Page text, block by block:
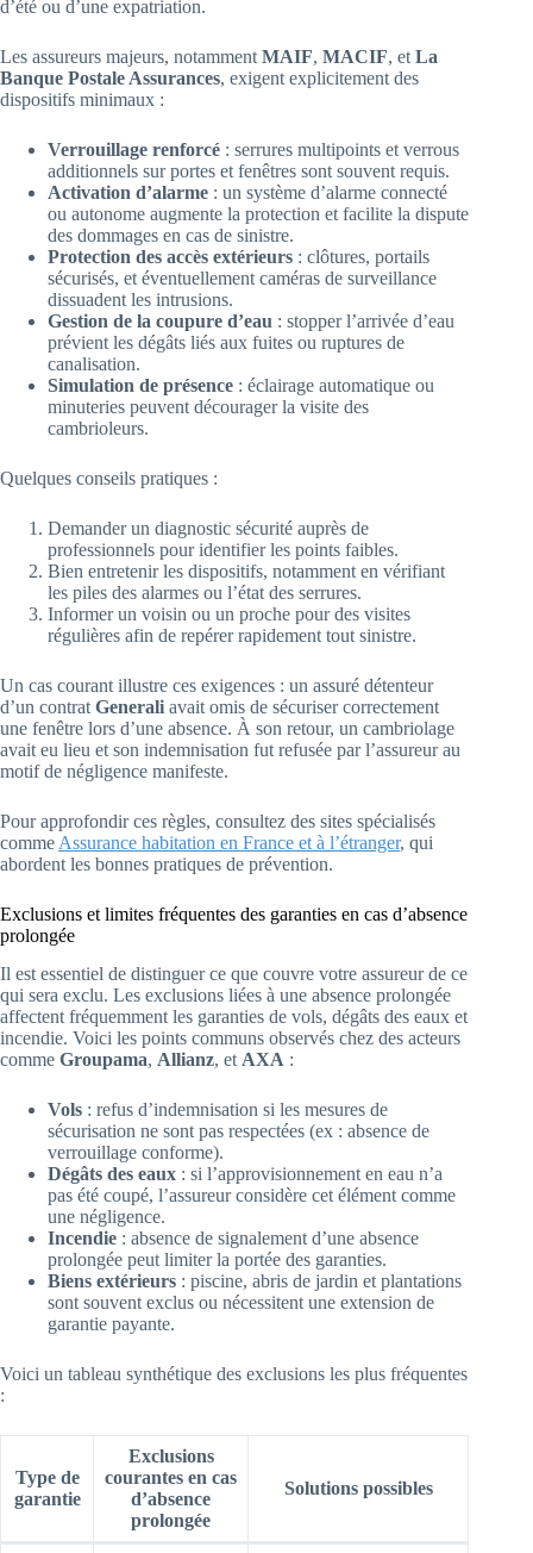
d’été ou d’une expatriation.
Les assureurs majeurs, notamment MAIF, MACIF, et La
Banque Postale Assurances, exigent explicitement des
dispositifs minimaux :
Verrouillage renforcé : serrures multipoints et verrous
additionnels sur portes et fenêtres sont souvent requis.
Activation d’alarme : un système d’alarme connecté
ou autonome augmente la protection et facilite la dispute
des dommages en cas de sinistre.
Protection des accès extérieurs : clôtures, portails
sécurisés, et éventuellement caméras de surveillance
dissuadent les intrusions.
Gestion de la coupure d’eau : stopper l’arrivée d’eau
prévient les dégâts liés aux fuites ou ruptures de
canalisation.
Simulation de présence : éclairage automatique ou
minuteries peuvent décourager la visite des
cambrioleurs.
Quelques conseils pratiques :
Demander un diagnostic sécurité auprès de
professionnels pour identifier les points faibles.
Bien entretenir les dispositifs, notamment en vérifiant
les piles des alarmes ou l’état des serrures.
Informer un voisin ou un proche pour des visites
régulières afin de repérer rapidement tout sinistre.
Un cas courant illustre ces exigences : un assuré détenteur
d’un contrat Generali avait omis de sécuriser correctement
une fenêtre lors d’une absence. À son retour, un cambriolage
avait eu lieu et son indemnisation fut refusée par l’assureur au
motif de négligence manifeste.
Pour approfondir ces règles, consultez des sites spécialisés
comme Assurance habitation en France et à l’étranger, qui
abordent les bonnes pratiques de prévention.
Exclusions et limites fréquentes des garanties en cas d’absence
prolongée
Il est essentiel de distinguer ce que couvre votre assureur de ce
qui sera exclu. Les exclusions liées à une absence prolongée
affectent fréquemment les garanties de vols, dégâts des eaux et
incendie. Voici les points communs observés chez des acteurs
comme Groupama, Allianz, etAXA :
Vols : refus d’indemnisation si les mesures de
sécurisation ne sont pas respectées (ex : absence de
verrouillage conforme).
Dégâts des eaux : si l’approvisionnement en eau n’a
pas été coupé, l’assureur considère cet élément comme
une négligence.
Incendie : absence de signalement d’une absence
prolongée peut limiter la portée des garanties.
Biens extérieurs : piscine, abris de jardin et plantations
sont souvent exclus ou nécessitent une extension de
garantie payante.
Voici un tableau synthétique des exclusions les plus fréquentes
:
Type de
garantie
Exclusions
courantes en cas
d’absence
prolongée
Solutions possibles